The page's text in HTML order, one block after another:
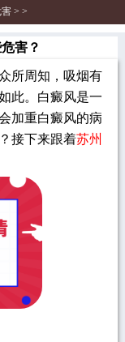
> >
害？
所周知，吸烟有
此。白癜风是一
加重白癜风的病
接下来跟着苏州